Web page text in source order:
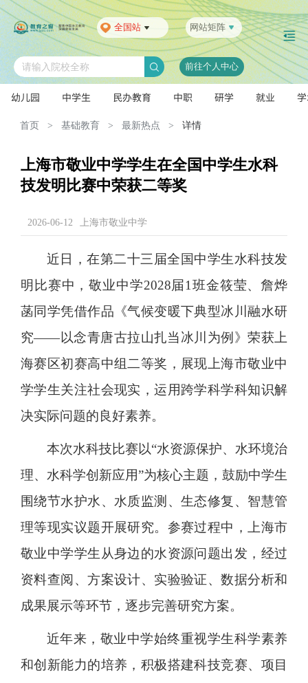
全国站 网站矩阵
请输入院校全称 前往个人中心
幼儿园 中学生 民办教育 中职 研学 就业
首页 > 基础教育 > 最新热点 > 详情
上海市敬业中学学生在全国中学生水科
技发明比赛中荣获二等奖
2026-06-12 上海市敬业中学
近日，在第二十三届全国中学生水科技发
明比赛中，敬业中学2028届1班金筱莹、詹烨
菡同学凭借作品《气候变暖下典型冰川融水研
究——以念青唐古拉山扎当冰川为例》荣获上
海赛区初赛高中组二等奖，展现上海市敬业中
学学生关注社会现实，运用跨学科学科知识解
决实际问题的良好素养。
本次水科技比赛以“水资源保护、水环境治
理、水科学创新应用”为核心主题，鼓励中学生
围绕节水护水、水质监测、生态修复、智慧管
理等现实议题开展研究。参赛过程中，上海市
敬业中学学生从身边的水资源问题出发，经过
资料查阅、方案设计、实验验证、数据分析和
成果展示等环节，逐步完善研究方案。
近年来，敬业中学始终重视学生科学素养
和创新能力的培养，积极搭建科技竞赛、项目